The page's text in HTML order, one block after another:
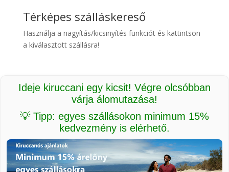
Térképes szálláskereső
Használja a nagyítás/kicsinyítés funkciót és kattintson
a kiválasztott szállásra!
Ideje kiruccani egy kicsit! Végre olcsóbban
várja álomutazása!
💡 Tipp: egyes szállásokon minimum 15%
kedvezmény is elérhető.